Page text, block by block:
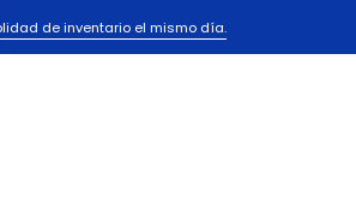
de inventario el mismo día.